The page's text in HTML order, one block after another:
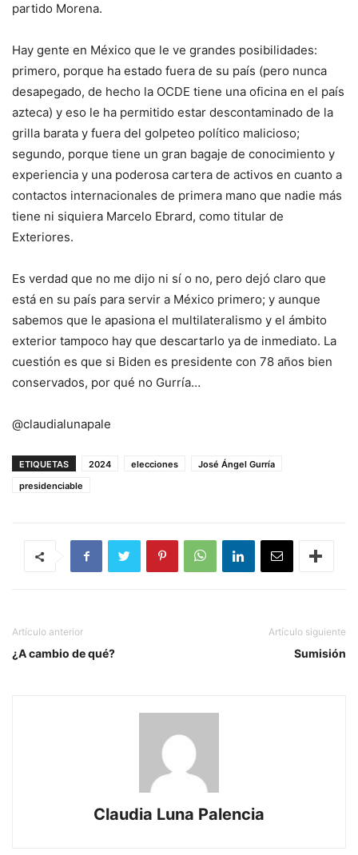
partido Morena.
Hay gente en México que le ve grandes posibilidades:
primero, porque ha estado fuera de su país (pero nunca
desapegado, de hecho la OCDE tiene una oficina en el país
azteca) y eso le ha permitido estar descontaminado de la
grilla barata y fuera del golpeteo político malicioso;
segundo, porque tiene un gran bagaje de conocimiento y
experiencia y una poderosa cartera de activos en cuanto a
contactos internacionales de primera mano que nadie más
tiene ni siquiera Marcelo Ebrard, como titular de
Exteriores.
Es verdad que no me dijo ni sí o no, pero dejó claro que
está en su país para servir a México primero; y aunque
sabemos que le apasiona el multilateralismo y el ámbito
exterior tampoco hay que descartarlo ya de inmediato. La
cuestión es que si Biden es presidente con 78 años bien
conservados, por qué no Gurría…
@claudialunapale
ETIQUETAS 2024 elecciones
José Ángel Gurría
presidenciable
Artículo anterior
¿A cambio de qué?
Artículo siguiente
Sumisión
Claudia Luna Palencia